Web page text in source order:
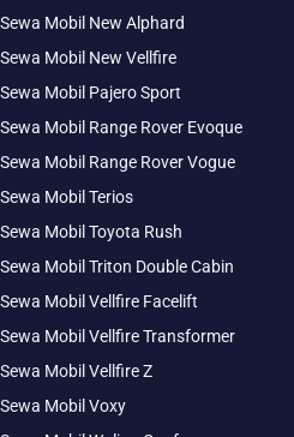
Sewa Mobil New Alphard
Sewa Mobil New Vellfire
Sewa Mobil Pajero Sport
Sewa Mobil Range Rover Evoque
Sewa Mobil Range Rover Vogue
Sewa Mobil Terios
Sewa Mobil Toyota Rush
Sewa Mobil Triton Double Cabin
Sewa Mobil Vellfire Facelift
Sewa Mobil Vellfire Transformer
Sewa Mobil Vellfire Z
Sewa Mobil Voxy